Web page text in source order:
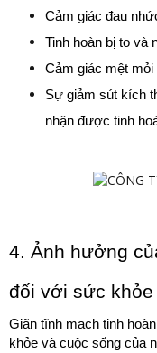
Cảm giác đau
Tinh hoàn bị to và
Cảm giác mệt mỏi
Sự giảm sút kích
nhận được tinh
4. Ảnh hưởng
đối với sức khỏe
Giãn tĩnh mạch tinh
khỏe và cuộc sống của